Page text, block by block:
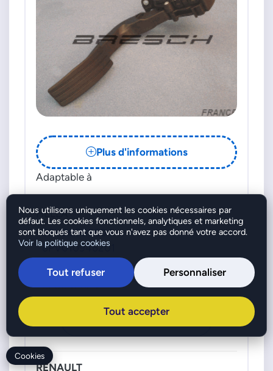
Plus d'informations
Adaptable à
HELLA
6PV00908504
6PV010946201
RENAULT
8200426241
Voir toutes les compatibilités
RENAULT
Cookies
Nous utilisons uniquement les cookies nécessaires par
défaut. Les cookies fonctionnels, analytiques et marketing
sont bloqués tant que vous n'avez pas donné votre accord.
Voir la politique cookies
Tout refuser Personnaliser
Tout accepter